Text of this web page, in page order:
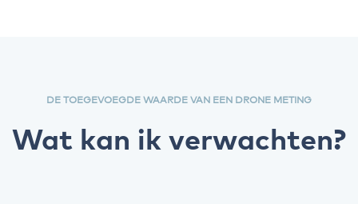
DE TOEGEVOEGDE WAARDE VAN EEN DRONE METING
Wat kan ik verwachten?